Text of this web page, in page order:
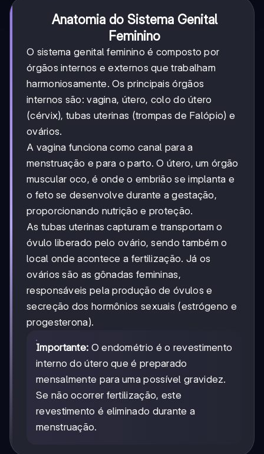
Anatomia do Sistema Genital
Feminino
O sistema genital feminino é composto por
órgãos internos e externos que trabalham
harmoniosamente. Os principais órgãos
internos são: vagina, útero, colo do útero
(cérvix), tubas uterinas (trompas de Falópio) e
ovários.
A vagina funciona como canal para a
menstruação e para o parto. O útero, um órgão
muscular oco, é onde o embrião se implanta e
o feto se desenvolve durante a gestação,
proporcionando nutrição e proteção.
As tubas uterinas capturam e transportam o
óvulo liberado pelo ovário, sendo também o
local onde acontece a fertilização. Já os
ovários são as gônadas femininas,
responsáveis pela produção de óvulos e
secreção dos hormônios sexuais (estrógeno e
progesterona).
Importante: O endométrio é o revestimento
interno do útero que é preparado
mensalmente para uma possível gravidez.
Se não ocorrer fertilização, este
revestimento é eliminado durante a
menstruação.